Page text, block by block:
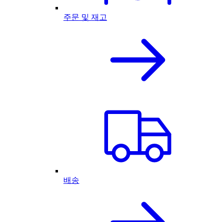
주문 및 재고
배송